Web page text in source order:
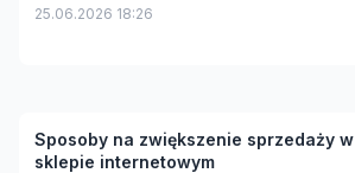
25.06.2026 18:26
Sposoby na zwiększenie sprzedaży w
sklepie internetowym